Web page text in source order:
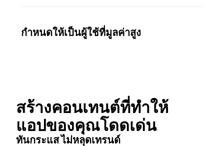
กำหนดให้เป็นผู้ใช้ที่มูลค่าสูง
สร้างคอนเทนต์ที่ทำให้
แอปของคุณโดดเด่น
ทันกระแส ไม่หลุดเทรนด์